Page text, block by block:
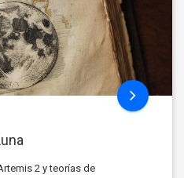
2 y teorías de